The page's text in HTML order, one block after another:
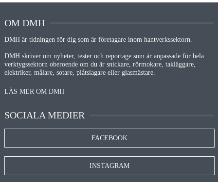
OM DMH
DMH är tidningen för dig som är företagare inom hantverkssektorn.
DMH skriver om nyheter, tester och reportage som är anpassade för hela
verktygssektorn oberoende om du är snickare, rörmokare, takläggare,
elektriker, målare, sotare, plåtslagare eller glasmästare.
LÄS MER OM DMH
SOCIALA MEDIER
FACEBOOK
INSTAGRAM